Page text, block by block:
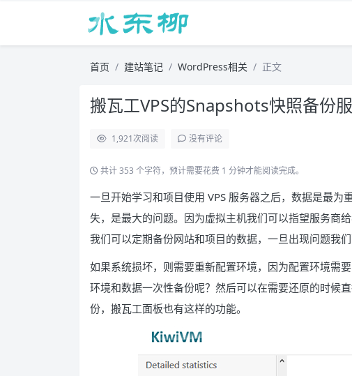
首页 建站笔记 WordPress相关 正文
搬瓦工VPS的Snapshots快照备份
1,921次阅读 没有评论
共计 353 个字符，预计需要花费 1 分钟才能阅读完成。
一旦开始学习和项目使用 VPS 服务器之后，数据是最
失，是最大的问题。因为虚拟主机我们可以指望服务商
我们可以定期备份网站和项目的数据，一旦出现问题我们
如果系统损坏，则需要重新配置环境，因为配置环境需
环境和数据一次性备份呢？然后可以在需要还原的时候
份，搬瓦工面板也有这样的功能。